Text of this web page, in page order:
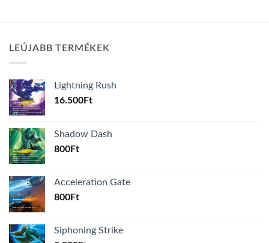
LEÚJABB TERMÉKEK
Lightning Rush
16.500Ft
Shadow Dash
800Ft
Acceleration Gate
800Ft
Siphoning Strike